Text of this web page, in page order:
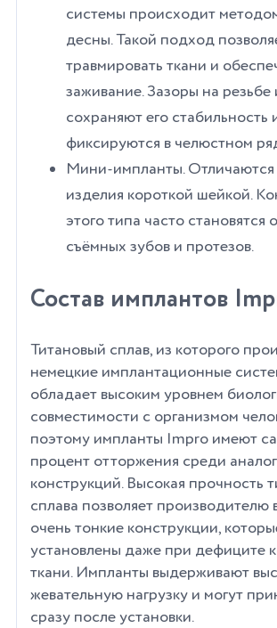
системы происходит
десны. Такой подход
травмировать ткани и
заживание. Зазоры на резьбе
сохраняют его
фиксируются в челюстном
Мини-импланты. Отличаются
изделия короткой шейкой.
этого типа часто становятся
съёмных зубов и протезов.
Состав имплантов
Титановый сплав, из которого
немецкие имплантационные
обладает высоким уровнем
совместимости с организмом
поэтому импланты Impro имеют
процент отторжения среди
конструкций. Высокая прочность
сплава позволяет производителю
очень тонкие конструкции,
установлены даже при дефиците
ткани. Импланты выдерживают
жевательную нагрузку и могут
сразу после установки.